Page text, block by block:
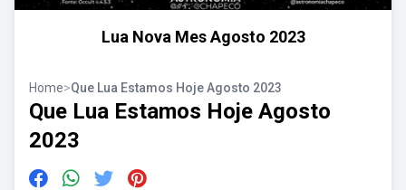
Lua Nova Mes Agosto 2023
Home>Que Lua Estamos Hoje Agosto 2023
Que Lua Estamos Hoje Agosto
2023